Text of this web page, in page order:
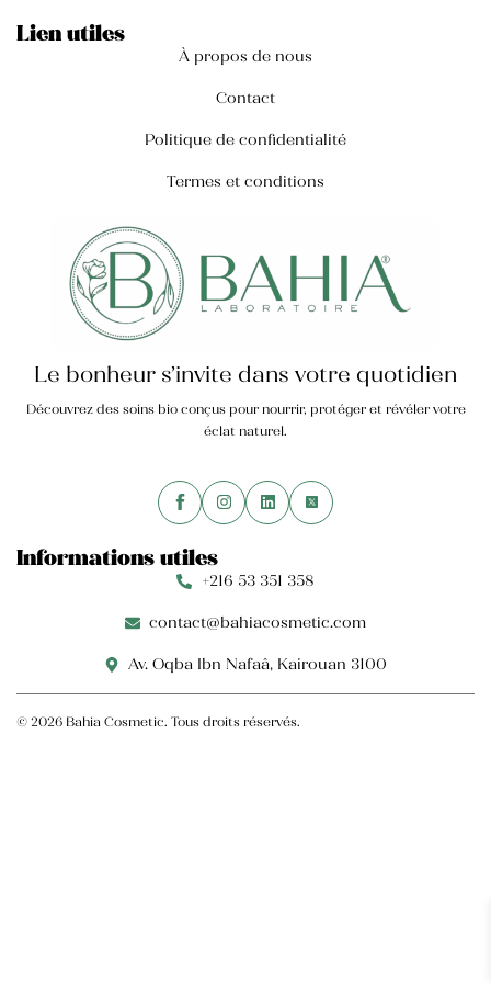
Lien utiles
À propos de nous
Contact
Politique de confidentialité
Termes et conditions
Le bonheur s’invite dans votre quotidien
Découvrez des soins bio conçus pour nourrir, protéger et révéler votre
éclat naturel.
Informations utiles
+216 53 351 358
contact@bahiacosmetic.com
Av. Oqba Ibn Nafaâ, Kairouan 3100
© 2026 Bahia Cosmetic. Tous droits réservés.